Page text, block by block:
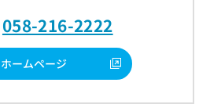
058-216-2222
ホームページ